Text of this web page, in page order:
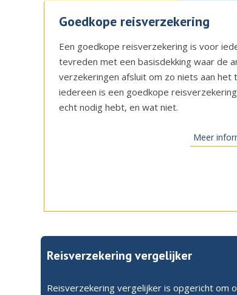
Goedkope reisverzekering
Een goedkope reisverzekering is voor
tevreden met een basisdekking waar de
verzekeringen afsluit om zo niets aan
iedereen is een goedkope
echt nodig hebt, en wat niet.
Meer
Reisverzekering vergelijker
Reisverzekering vergelijker is opgericht om